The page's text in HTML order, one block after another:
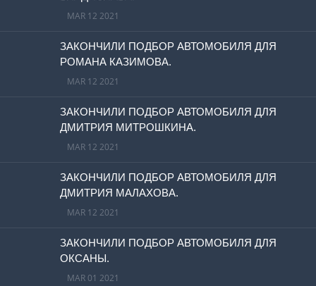
MAR 12 2021
ЗАКОНЧИЛИ ПОДБОР АВТОМОБИЛЯ ДЛЯ
РОМАНА КАЗИМОВА.
MAR 12 2021
ЗАКОНЧИЛИ ПОДБОР АВТОМОБИЛЯ ДЛЯ
ДМИТРИЯ МИТРОШКИНА.
MAR 12 2021
ЗАКОНЧИЛИ ПОДБОР АВТОМОБИЛЯ ДЛЯ
ДМИТРИЯ МАЛАХОВА.
MAR 12 2021
ЗАКОНЧИЛИ ПОДБОР АВТОМОБИЛЯ ДЛЯ
ОКСАНЫ.
MAR 01 2021